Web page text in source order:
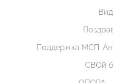
Поддержка МСП.
СВОй